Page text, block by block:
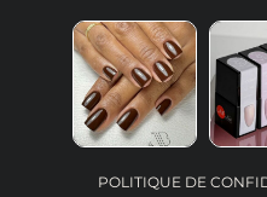
POLITIQUE DE